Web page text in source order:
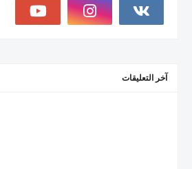
آخر التعليقات